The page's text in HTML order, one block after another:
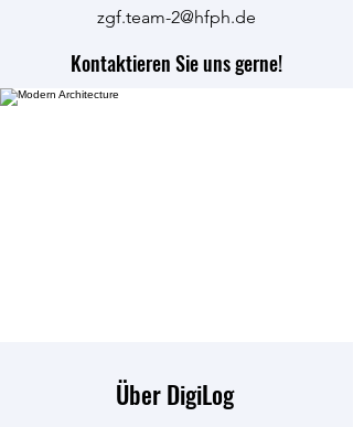
zgf.team-2@hfph.de
Kontaktieren Sie uns gerne!
Über DigiLog